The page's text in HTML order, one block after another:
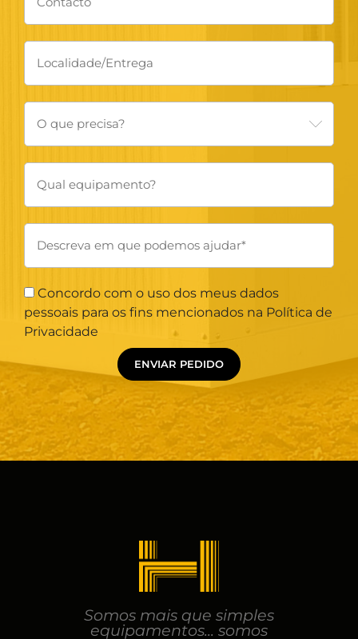
Concordo com o uso dos meus dados
pessoais para os fins mencionados na Política de
Privacidade
ENVIAR PEDIDO
Somos mais que simples
equipamentos... somos